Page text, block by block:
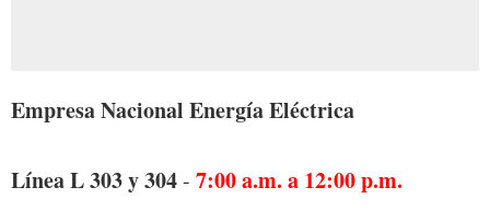
Empresa Nacional Energía Eléctrica
Línea L 303 y 304- 7:00 a.m. a 12:00 p.m.